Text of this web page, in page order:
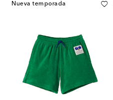
Nueva temporada